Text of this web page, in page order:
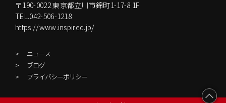
〒190-0022東京都立川市錦町1-17-8 1F
TEL.042-506-1218
https://www.inspired.jp/
ニュース
ブログ
プライバシーポリシー